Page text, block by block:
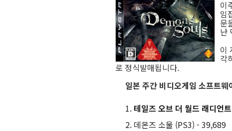
이
임
문
난
이
각
로 정식발매됩니다.
일본 주간 비디오게임 소프트
테일즈 오브 더 월드 래디언
데몬즈 소울 (PS3) - 39,689